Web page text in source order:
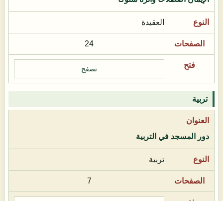
العقيدة
24
تصفح
تربية
دور المسجد في التربية
تربية
7